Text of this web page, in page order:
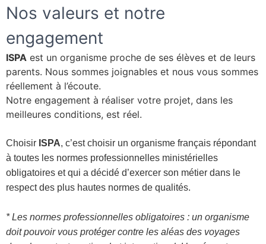
Nos valeurs et notre
engagement
ISPA est un organisme proche de ses élèves et de leurs
parents. Nous sommes joignables et nous vous sommes
réellement à l’écoute.
Notre engagement à réaliser votre projet, dans les
meilleures conditions, est réel.
Choisir ISPA, c’est choisir un organisme français répondant
à toutes les normes professionnelles ministérielles
obligatoires et qui a décidé d’exercer son métier dans le
respect des plus hautes normes de qualités.
* Les normes professionnelles obligatoires : un organisme
doit pouvoir vous protéger contre les aléas des voyages